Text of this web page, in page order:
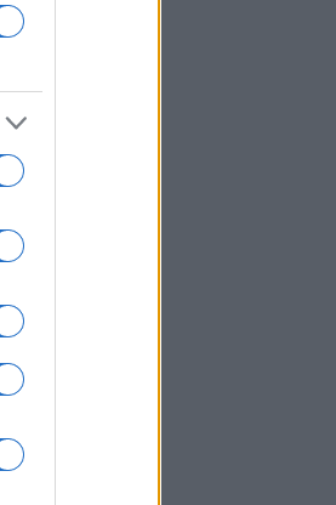
σε 10χρονο κορίτσι!
πίσω από το fake βίντεο
παραίτηση Μερτς
από Patriot η ουκρανική
Τύπος: Γιατί οι Τούρκοι
και οι χαμηλότερες